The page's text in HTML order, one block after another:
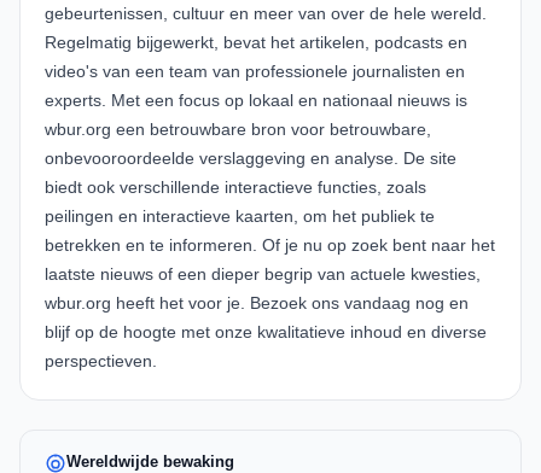
gebeurtenissen, cultuur en meer van over de hele wereld.
Regelmatig bijgewerkt, bevat het artikelen, podcasts en
video's van een team van professionele journalisten en
experts. Met een focus op lokaal en nationaal nieuws is
wbur.org een betrouwbare bron voor betrouwbare,
onbevooroordeelde verslaggeving en analyse. De site
biedt ook verschillende interactieve functies, zoals
peilingen en interactieve kaarten, om het publiek te
betrekken en te informeren. Of je nu op zoek bent naar het
laatste nieuws of een dieper begrip van actuele kwesties,
wbur.org heeft het voor je. Bezoek ons vandaag nog en
blijf op de hoogte met onze kwalitatieve inhoud en diverse
perspectieven.
Wereldwijde bewaking